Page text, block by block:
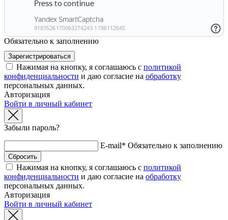
Обязательно к заполнению
Нажимая на кнопку, я соглашаюсь с политикой
конфиденциальности и даю согласие на обработку
персональных данных.
Авторизация
Войти в личный кабинет
Забыли пароль?
E-mail* Обязательно к заполнению
Нажимая на кнопку, я соглашаюсь с политикой
конфиденциальности и даю согласие на обработку
персональных данных.
Авторизация
Войти в личный кабинет